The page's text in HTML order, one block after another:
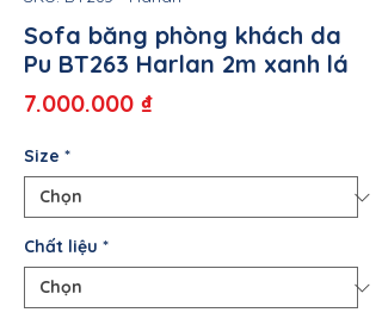
Sofa băng phòng khách da
Pu BT263 Harlan 2m xanh lá
7.000.000 ₫Giá
Size *
Chất liệu *